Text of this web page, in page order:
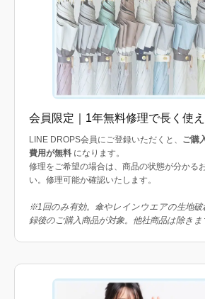
会員限定｜1年無料修理で長く使
LINE DROPS会員にご登録いただくと、 ご購
費用が無料 になります。
修理をご希望の場合は、商品の状態が分かる
い。修理可能か確認いたします。
※1回のみ有効。傘やレインウエアの生地破
録後のご購入商品が対象。他社商品は除きま